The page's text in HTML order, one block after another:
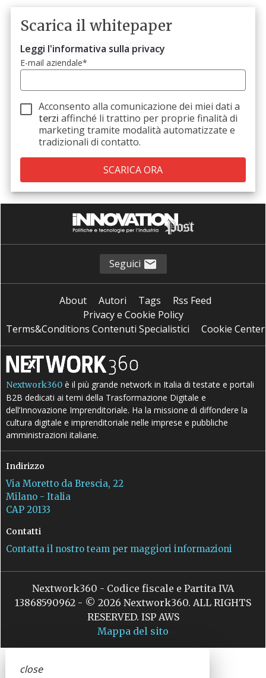
Scarica il whitepaper
Leggi l'informativa sulla privacy
E-mail aziendale*
Acconsento alla comunicazione dei miei dati a
terzi affinché li trattino per proprie finalità di
marketing tramite modalità automatizzate e
tradizionali di contatto.
Seguici
About Autori Tags
Rss Feed
Privacy e Cookie Policy
Terms&Conditions Contenuti Specialistici
Cookie Center
Nextwork360 è il più grande network in Italia di testate e portali
B2B dedicati ai temi della Trasformazione Digitale e
dell’Innovazione Imprenditoriale. Ha la missione di diffondere la
cultura digitale e imprenditoriale nelle imprese e pubbliche
amministrazioni italiane.
Indirizzo
Via Moretto da Brescia, 22
Milano - Italia
CAP 20133
Contatti
Contatta il nostro team per maggiori informazioni
Nextwork360 - Codice fiscale e Partita IVA
13868590962 - © 2026 Nextwork360. ALL RIGHTS
RESERVED. ISP AWS
Mappa del sito
close